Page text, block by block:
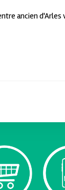
ancien d'Arles